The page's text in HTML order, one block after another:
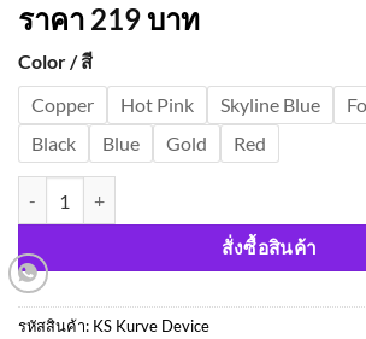
ราคา 219 บาท
Color / สี
Copper
Hot Pink Skyline Blue
Black
Blue Gold Red
สั่งซื้อสินค้า
รหัสสินค้า: KS Kurve Device